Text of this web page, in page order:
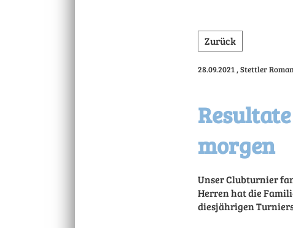
Zurück
28.09.2021, Stettler
morgen
Unser Clubturnier
Herren hat die
diesjährigen